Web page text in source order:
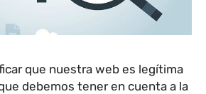
que nuestra web es legítima
debemos tener en cuenta a la